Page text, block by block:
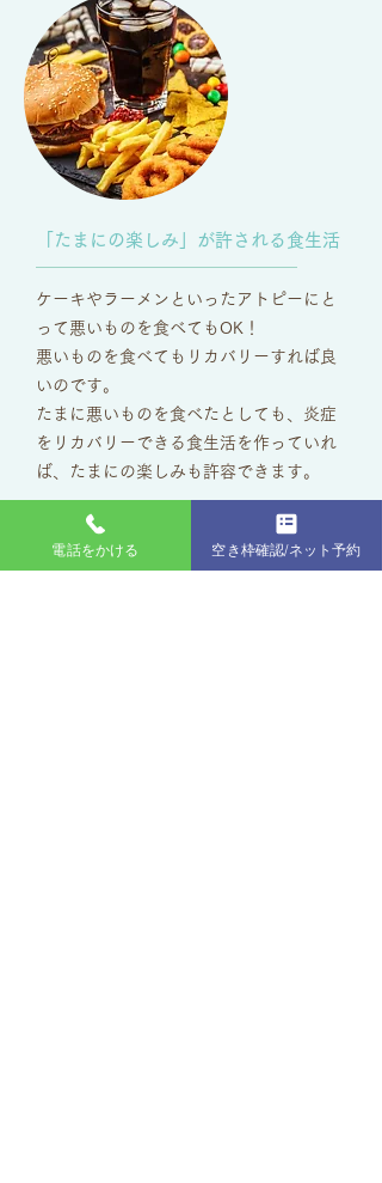
「たまにの楽しみ」が許される食生活
ケーキやラーメンといったアトピーにと
って悪いものを食べてもOK！
悪いものを食べてもリカバリーすれば良
いのです。
たまに悪いものを食べたとしても、炎症
をリカバリーできる食生活を作っていれ
ば、たまにの楽しみも許容できます。
電話をかける 空き枠確認/ネット予約